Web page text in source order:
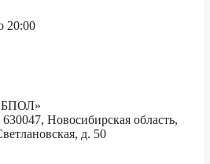
20:00
Новосибирская область,
д. 50